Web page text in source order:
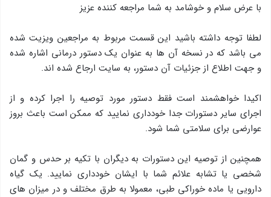
با عرض سلام و خوشامد به شما مراجعه کننده عزیز
لطفا توجه داشته باشید این قسمت مربوط به مراجعین ویزیت شده
می باشد که در نسخه آن ها به عنوان یک دستور درمانی اشاره شده
و جهت اطلاع از جزئیات آن دستور، به سایت ارجاع شده اند.
اکیدا خواهشمند است فقط دستور مورد توصیه را اجرا کرده و از
اجرای سایر دستورات جدا خودداری نمایید که ممکن است باعث بروز
عوارضی برای سلامتی شما شود.
همچنین از توصیه این دستورات به دیگران با تکیه بر حدس و گمان
شخصی یا تشابه علائم شما با ایشان خودداری نمایید. یک گیاه
دارویی یا ماده خوراکی طبی، معمولا به طرق مختلف و در میزان های